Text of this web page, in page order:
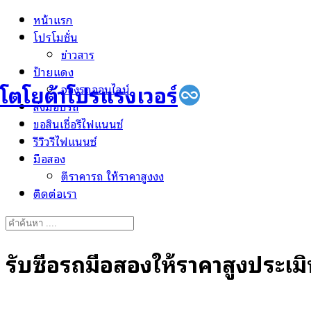
Skip
โตโยต้าโปรแรงเวอร์
หน้าแรก
โปรโมชั่น
ข่าวสาร
ป้ายแดง
จองรถออนไลน์
ส่งมอบรถ
ขอสินเชื่อรีไฟแนนซ์
รีวิวรีไฟแนนซ์
มือสอง
ตีราคารถ ให้ราคาสูงงง
ติดต่อเรา
Search
รับซื้อรถมือสองให้ราคาสูงประเ